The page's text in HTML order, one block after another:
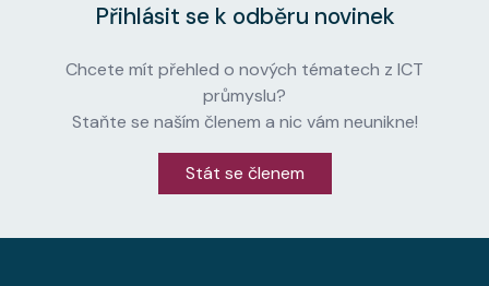
Přihlásit se k odběru novinek
Chcete mít přehled o nových tématech z ICT
průmyslu?
Staňte se naším členem a nic vám neunikne!
Stát se členem